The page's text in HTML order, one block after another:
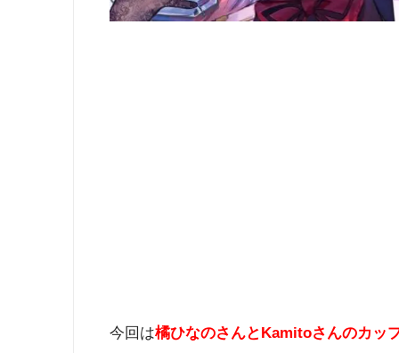
今回は橘ひなのさんとKamitoさんのカッ